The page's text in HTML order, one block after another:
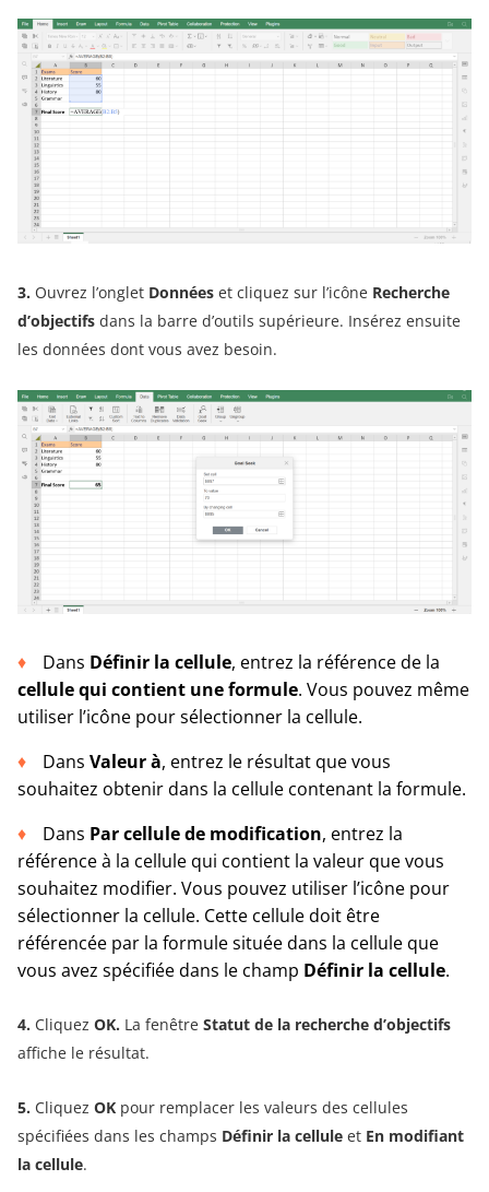
3. Ouvrez l’onglet Données et cliquez sur l’icône Recherche
d’objectifs dans la barre d’outils supérieure. Insérez ensuite
les données dont vous avez besoin.
Dans Définir la cellule, entrez la référence de la
cellule qui contient une formule. Vous pouvez même
utiliser l’icône pour sélectionner la cellule.
Dans Valeur à, entrez le résultat que vous
souhaitez obtenir dans la cellule contenant la formule.
Dans Par cellule de modification, entrez la
référence à la cellule qui contient la valeur que vous
souhaitez modifier. Vous pouvez utiliser l’icône pour
sélectionner la cellule. Cette cellule doit être
référencée par la formule située dans la cellule que
vous avez spécifiée dans le champ Définir la cellule.
4. Cliquez OK. La fenêtre Statut de la recherche d’objectifs
affiche le résultat.
5. Cliquez OK pour remplacer les valeurs des cellules
spécifiées dans les champs Définir la cellule et En modifiant
la cellule.